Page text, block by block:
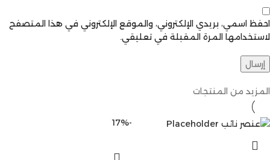
احفظ اسمي، بريدي الإلكتروني، والموقع الإلكتروني في هذا المتصفح
لاستخدامها المرة المقبلة في تعليقي.
المزيد من المنتجات
-17%